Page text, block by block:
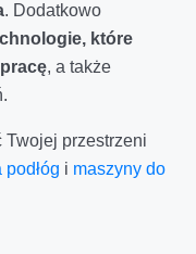
. Dodatkowo
które
, a także
Twojej przestrzeni
i maszyny do